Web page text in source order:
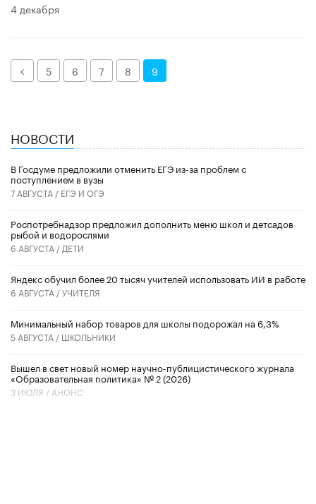
4 декабря
Назад
5 6 7 8 9
НОВОСТИ
В Госдуме предложили отменить ЕГЭ из-за проблем с
поступлением в вузы
7 АВГУСТА / ЕГЭ И ОГЭ
Роспотребнадзор предложил дополнить меню школ и детсадов
рыбой и водорослями
6 АВГУСТА / ДЕТИ
​Яндекс обучил более 20 тысяч учителей использовать ИИ в работе
6 АВГУСТА /УЧИТЕЛЯ
Минимальный набор товаров для школы подорожал на 6,3%
5 АВГУСТА / ШКОЛЬНИКИ
Вышел в свет новый номер научно-публицистического журнала
«Образовательная политика» № 2 (2026)
3 ИЮЛЯ / АНОНС